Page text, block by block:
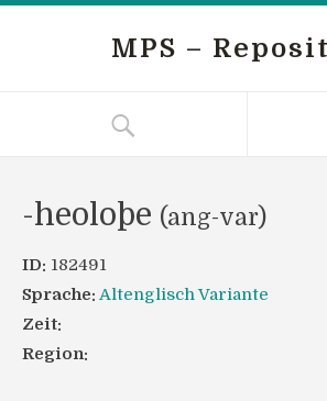
MPS –
-heoloþe (ang-var)
ID: 182491
Sprache: Altenglisch Variante
Zeit:
Region: